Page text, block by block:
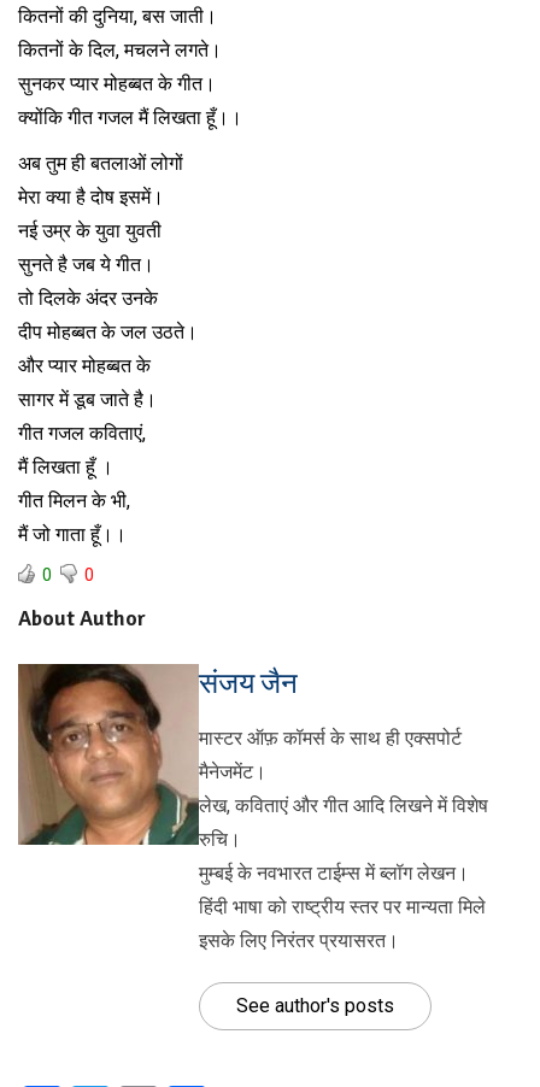
कितनों की दुनिया, बस जाती।
कितनों के दिल, मचलने लगते।
सुनकर प्यार मोहब्बत के गीत।
क्योंकि गीत गजल मैं लिखता हूँ।।
अब तुम ही बतलाओं लोगों
मेरा क्या है दोष इसमें।
नई उम्र के युवा युवती
सुनते है जब ये गीत।
तो दिलके अंदर उनके
दीप मोहब्बत के जल उठते।
और प्यार मोहब्बत के
सागर में डूब जाते है।
गीत गजल कविताएं,
मैं लिखता हूँ ।
गीत मिलन के भी,
मैं जो गाता हूँ।।
0 0
About Author
संजय जैन
मास्टर ऑफ़ कॉमर्स के साथ ही एक्सपोर्ट
मैनेजमेंट।
लेख, कविताएं और गीत आदि लिखने में विशेष
रुचि।
मुम्बई के नवभारत टाईम्स में ब्लॉग लेखन।
हिंदी भाषा को राष्ट्रीय स्तर पर मान्यता मिले
इसके लिए निरंतर प्रयासरत।
See author's posts